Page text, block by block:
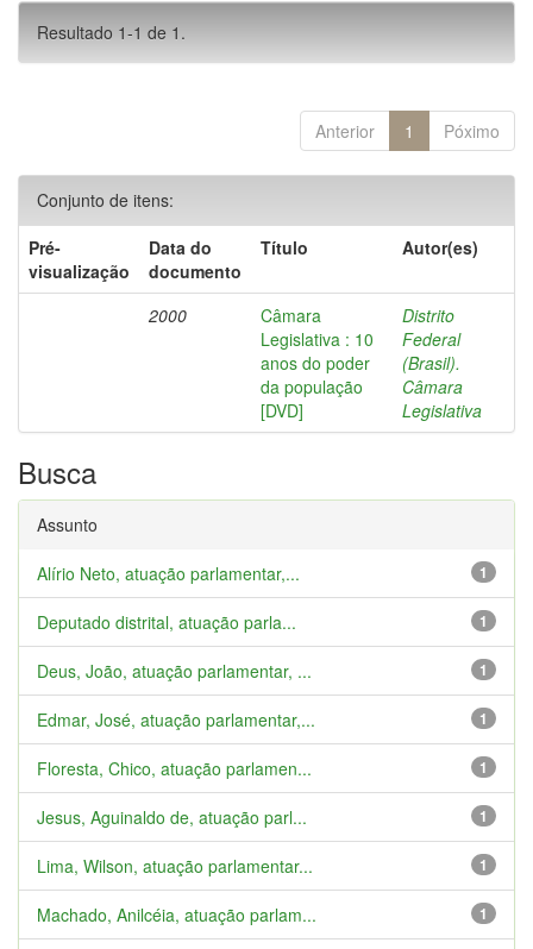
Resultado 1-1 de 1.
Anterior 1 Póximo
Conjunto de itens:
Pré-
visualização
Data do
documento
Título Autor(es)
2000
Câmara
Legislativa : 10
anos do poder
da população
[DVD]
Distrito
Federal
(Brasil).
Câmara
Legislativa
Busca
Assunto
1
Alírio Neto, atuação parlamentar,...
1
Deputado distrital, atuação parla...
1
Deus, João, atuação parlamentar, ...
1
Edmar, José, atuação parlamentar,...
1
Floresta, Chico, atuação parlamen...
1
Jesus, Aguinaldo de, atuação parl...
1
Lima, Wilson, atuação parlamentar...
1
Machado, Anilcéia, atuação parlam...